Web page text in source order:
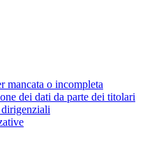
mancata o incompleta
dei dati da parte dei titolari